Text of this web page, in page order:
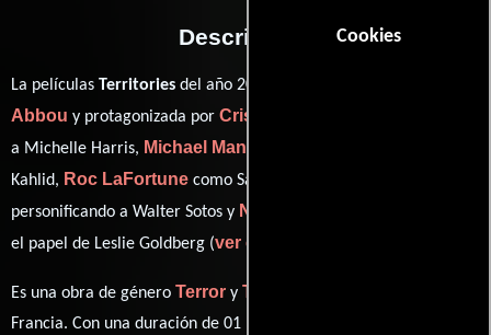
Cookies
Descripción
La películas Territories del año 2010, está dirigida por
Abbou y protagonizada por Cristina Rosato
a Michelle Harris, Michael Mando
Kahlid, Roc LaFortune como Samuel Torrance,
personificando a Walter Sotos y Nicole Leroux
el papel de Leslie Goldberg (ver créditos completos
Es una obra de género Terror y Thriller
Francia. Con una duración de 01 hr 31 min (91 minutos), esta